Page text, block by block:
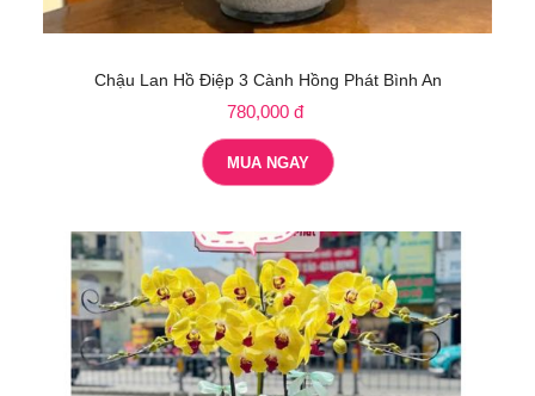
Chậu Lan Hồ Điệp 3 Cành Hồng Phát Bình An
780,000 đ
MUA NGAY